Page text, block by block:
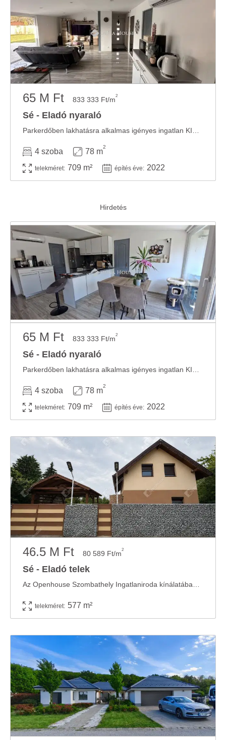
65 M Ft 833 333 Ft/m2
Sé - Eladó nyaraló
4 szoba 78 m
2
telekméret: 709 m² építés éve: 2022
65 M Ft 833 333 Ft/m2
Sé - Eladó nyaraló
4 szoba 78 m
2
telekméret: 709 m² építés éve: 2022
46.5 M Ft 80 589 Ft/m2
Sé - Eladó telek
telekméret: 577 m²